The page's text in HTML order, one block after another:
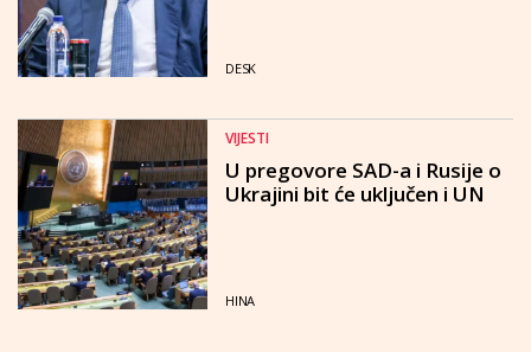
DESK
VIJESTI
U pregovore SAD-a i Rusije o
Ukrajini bit će uključen i UN
HINA